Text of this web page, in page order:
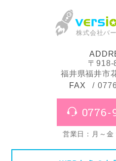
株式会社バ
〒918-
福井県福井市
FAX
0776-
営業日：月～